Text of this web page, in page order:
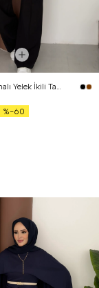
Stella Bağlamalı Yelek İkili Takım Siyah
%-60